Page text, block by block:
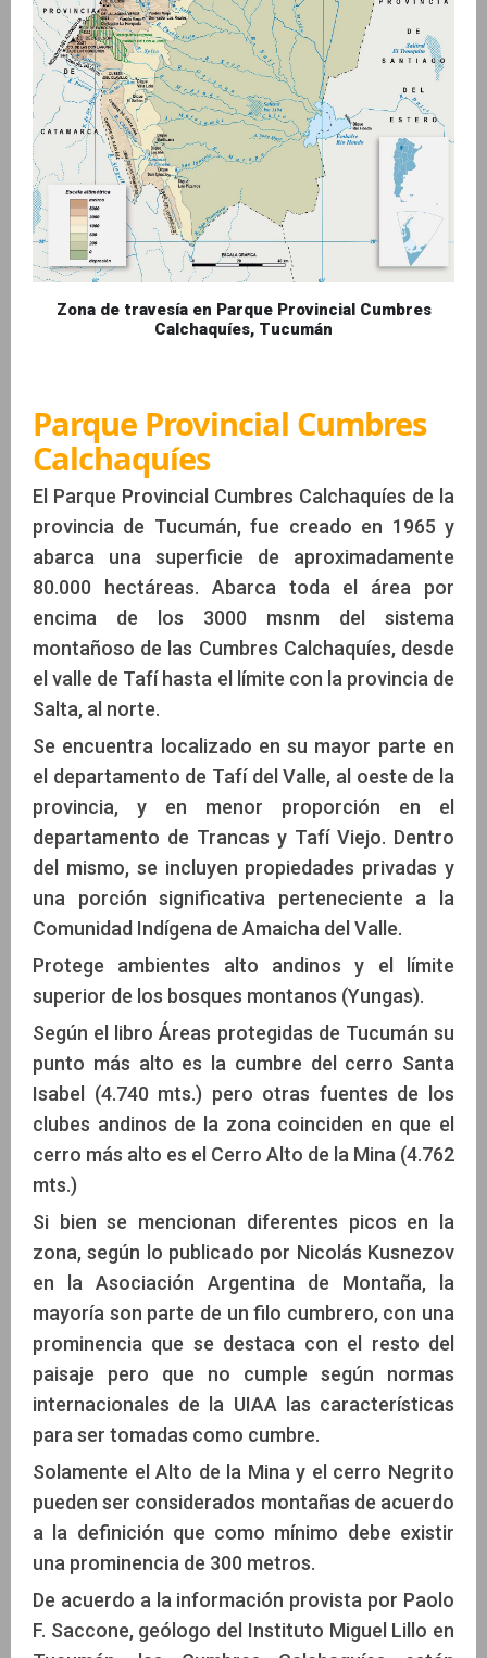
Zona de travesía en Parque Provincial Cumbres
Calchaquíes, Tucumán
Parque Provincial Cumbres
Calchaquíes
El Parque Provincial Cumbres Calchaquíes de la
provincia de Tucumán, fue creado en 1965 y
abarca una superficie de aproximadamente
80.000 hectáreas. Abarca toda el área por
encima de los 3000 msnm del sistema
montañoso de las Cumbres Calchaquíes, desde
el valle de Tafí hasta el límite con la provincia de
Salta, al norte.
Se encuentra localizado en su mayor parte en
el departamento de Tafí del Valle, al oeste de la
provincia, y en menor proporción en el
departamento de Trancas y Tafí Viejo. Dentro
del mismo, se incluyen propiedades privadas y
una porción significativa perteneciente a la
Comunidad Indígena de Amaicha del Valle.
Protege ambientes alto andinos y el límite
superior de los bosques montanos (Yungas).
Según el libro Áreas protegidas de Tucumán su
punto más alto es la cumbre del cerro Santa
Isabel (4.740 mts.) pero otras fuentes de los
clubes andinos de la zona coinciden en que el
cerro más alto es el Cerro Alto de la Mina (4.762
mts.)
Si bien se mencionan diferentes picos en la
zona, según lo publicado por Nicolás Kusnezov
en la Asociación Argentina de Montaña, la
mayoría son parte de un filo cumbrero, con una
prominencia que se destaca con el resto del
paisaje pero que no cumple según normas
internacionales de la UIAA las características
para ser tomadas como cumbre.
Solamente el Alto de la Mina y el cerro Negrito
pueden ser considerados montañas de acuerdo
a la definición que como mínimo debe existir
una prominencia de 300 metros.
De acuerdo a la información provista por Paolo
F. Saccone, geólogo del Instituto Miguel Lillo en